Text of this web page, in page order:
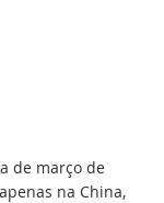
de março de
na China,